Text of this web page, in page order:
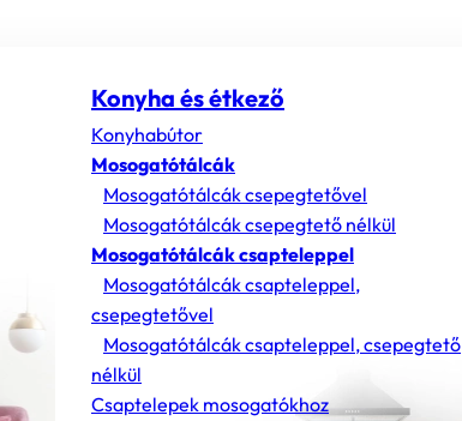
Konyha és étkező
Konyhabútor
Mosogatótálcák
Mosogatótálcák csepegtetővel
Mosogatótálcák csepegtető nélkül
Mosogatótálcák csapteleppel
Mosogatótálcák csapteleppel,
csepegtetővel
Mosogatótálcák csapteleppel, csepegtető
nélkül
Csaptelepek mosogatókhoz